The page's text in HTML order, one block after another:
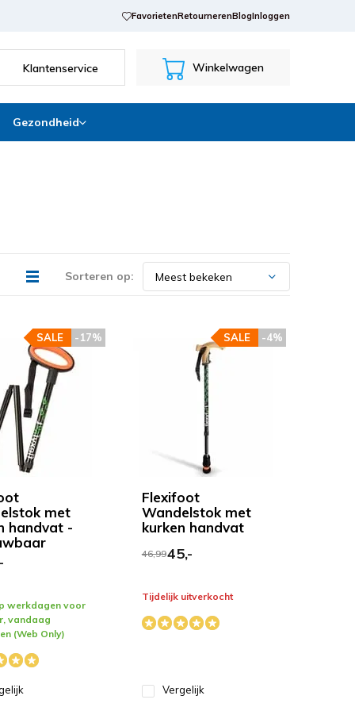
FavorietenRetournerenBlogInloggen
Klantenservice Winkelwagen
Gezondheid
Sorteren op:
met
handvat -
-17%
SALE
werkdagen voor
vandaag
(Web Only)
Flexifoot
Wandelstok met
kurken handvat
-4%
SALE
46,9945,-
Tijdelijk uitverkocht
Vergelijk